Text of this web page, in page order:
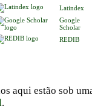
Latindex
Google
Scholar
REDIB
aqui estão sob
.